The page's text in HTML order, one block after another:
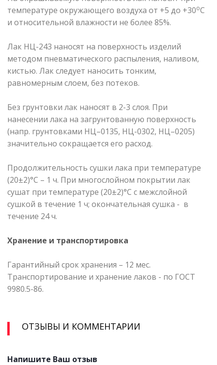
температуре окружающего воздуха от +5 до +30оС
и относительной влажности не более 85%.
Лак НЦ-243 наносят на поверхность изделий
методом пневматического распыления, наливом,
кистью. Лак следует наносить тонким,
равномерным слоем, без потеков.
Без грунтовки лак наносят в 2-3 слоя. При
нанесении лака на загрунтованную поверхность
(напр. грунтовками НЦ–0135, НЦ-0302, НЦ–0205)
значительно сокращается его расход.
Продолжительность сушки лака при температуре
(20±2)°C – 1 ч. При многослойном покрытии лак
сушат при температуре (20±2)°С с межслойной
сушкой в течение 1 ч; окончательная сушка - в
течение 24 ч.
Хранение и транспортировка
Гарантийный срок хранения – 12 мес.
Транспортирование и хранение лаков - по ГОСТ
9980.5-86.
ОТЗЫВЫ И КОММЕНТАРИИ
Напишите Ваш отзыв